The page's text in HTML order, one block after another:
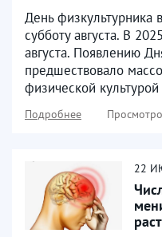
День физкультурника
субботу августа. В
августа. Появлению
предшествовало
физической
Подробнее
22